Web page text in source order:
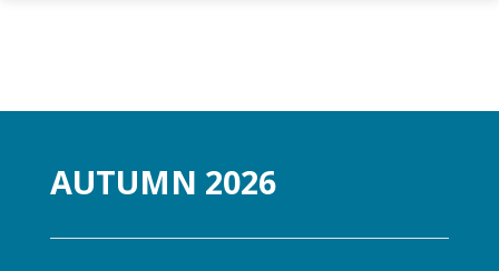
AUTUMN 2026